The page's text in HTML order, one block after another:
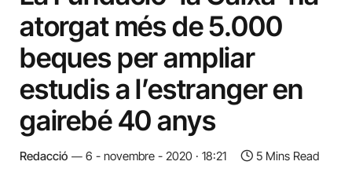
atorgat més de 5.000
beques per ampliar
estudis a l’estranger en
gairebé 40 anys
Redacció 6 - novembre - 2020 · 18:21 5 Mins Read